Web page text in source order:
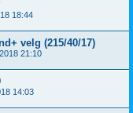
18:44
velg (215/40/17)
21:10
14:03